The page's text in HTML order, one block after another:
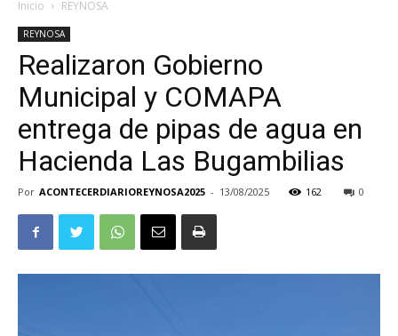
Diario
Inicio REYNOSA
REYNOSA
Realizaron Gobierno
Municipal y COMAPA
entrega de pipas de agua en
Hacienda Las Bugambilias
Por ACONTECERDIARIOREYNOSA2025 - 13/08/2025 162 0